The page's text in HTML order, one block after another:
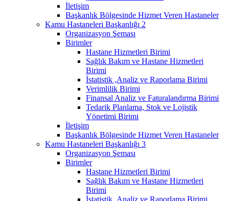
İletişim
Başkanlık Bölgesinde Hizmet Veren Hastaneler
Kamu Hastaneleri Başkanlığı 2
Organizasyon Şeması
Birimler
Hastane Hizmetleri Birimi
Sağlık Bakım ve Hastane Hizmetleri
Birimi
İstatistik ,Analiz ve Raporlama Birimi
Verimlilik Birimi
Finansal Analiz ve Faturalandırma Birimi
Tedarik Planlama, Stok ve Lojistik
Yönetimi Birimi
İletişim
Başkanlık Bölgesinde Hizmet Veren Hastaneler
Kamu Hastaneleri Başkanlığı 3
Organizasyon Şeması
Birimler
Hastane Hizmetleri Birimi
Sağlık Bakım ve Hastane Hizmetleri
Birimi
İstatistik ,Analiz ve Raporlama Birimi